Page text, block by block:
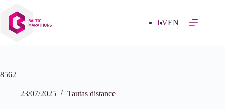
saturu
LVEN
8562
23/07/2025 Tautas distance